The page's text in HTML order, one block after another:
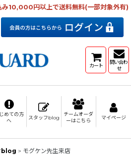
み10,000円以上で送料無料(一部対象外有)
カート
問い合わ
せ
めての方
へ
スタッフblog
チームオーダ
ーはこちら
マイページ
blog > モグケン先生来店